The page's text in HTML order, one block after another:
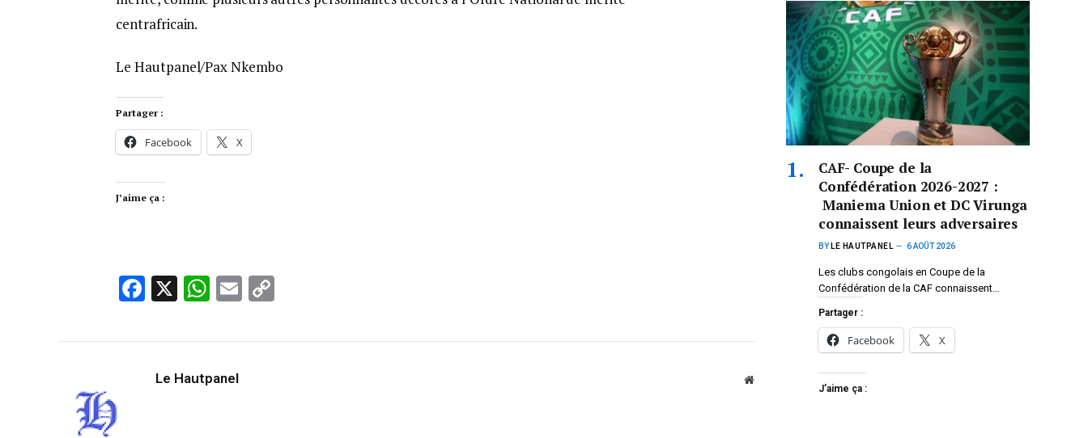
centrafricain.
Le Hautpanel/Pax Nkembo
Partager :
Facebook X
J’aime ça :
Facebook
X WhatsApp
Email
Le Hautpanel Website
CAF- Coupe de la
Confédération 2026-2027 :
Maniema Union et DC Virunga
connaissent leurs adversaires
BY LE HAUTPANEL 6 AOÛT 2026
Les clubs congolais en Coupe de la
Confédération de la CAF connaissent…
Partager :
Facebook X
J’aime ça :